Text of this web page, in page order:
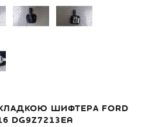
ШИФТЕРА FORD
DG9Z7213EA